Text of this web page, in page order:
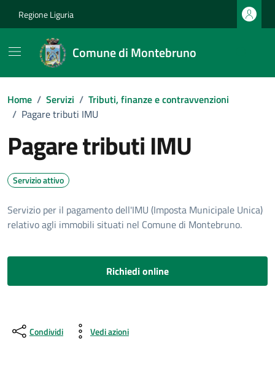
Regione Liguria
Comune di Montebruno
Home / Servizi / Tributi, finanze e contravvenzioni
/ Pagare tributi IMU
Pagare tributi IMU
Servizio attivo
Servizio per il pagamento dell'IMU (Imposta Municipale Unica)
relativo agli immobili situati nel Comune di Montebruno.
Richiedi online
Condividi Vedi azioni